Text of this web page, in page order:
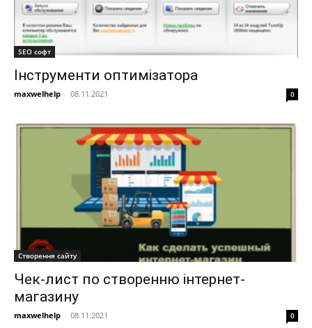
SEO софт
Інструменти оптимізатора
maxwelhelp - 08.11.2021 0
Створення сайту
Чек-лист по створенню інтернет-
магазину
maxwelhelp - 08.11.2021 0